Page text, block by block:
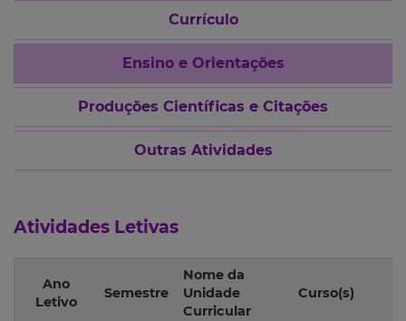
Currículo
Ensino e Orientações
Produções Científicas e Citações
Outras Atividades
Atividades Letivas
Ano
Letivo
Semestre
Nome da
Unidade
Curricular
Curso(s)